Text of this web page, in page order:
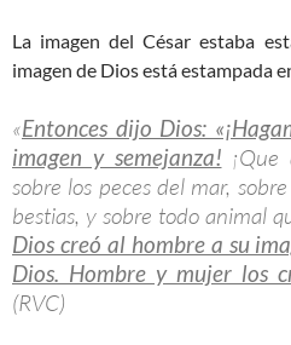
La imagen del César estaba
imagen de Dios está estampada
«Entonces dijo Dios:
imagen y semejanza!
sobre los peces del mar,
bestias, y sobre todo animal
Dios creó al hombre a su
Dios. Hombre y mujer los
(RVC)